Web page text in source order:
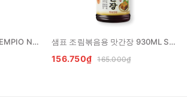
샘표 조림간장 930ML SEMPIO Nuoc tuong ham 샘표 조림볶음용 맛간장 930ML SEMPIO Xi dau xao
156.750₫ 165.000₫